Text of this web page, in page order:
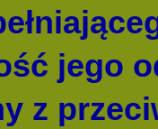
jego
z